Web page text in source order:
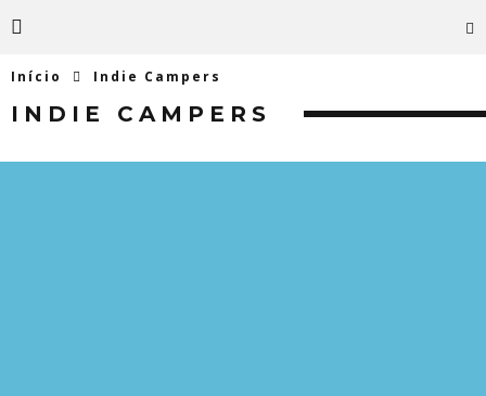
Início Indie Campers
INDIE CAMPERS